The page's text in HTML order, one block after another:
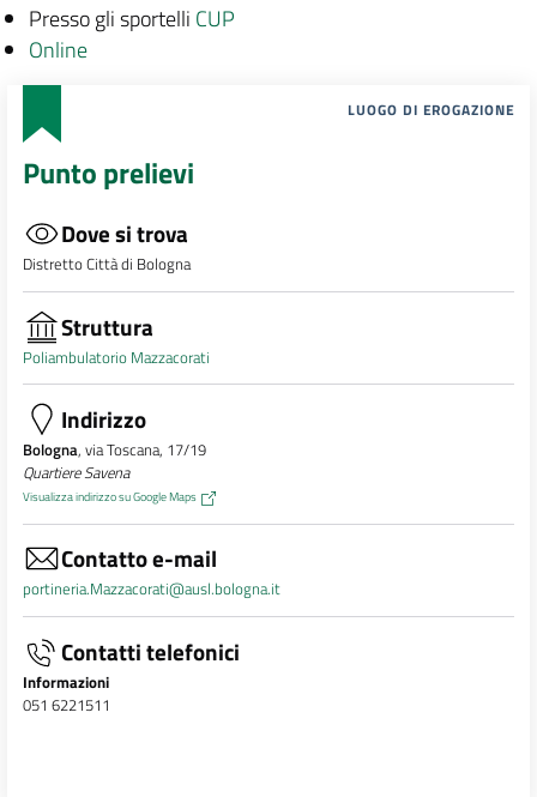
Presso gli sportelli CUP
Online
LUOGO DI EROGAZIONE
Punto prelievi
Dove si trova
Distretto Città di Bologna
Struttura
Poliambulatorio Mazzacorati
Indirizzo
Bologna, via Toscana, 17/19
Quartiere Savena
Visualizza indirizzo su Google Maps
Contatto e-mail
portineria.Mazzacorati@ausl.bologna.it
Contatti telefonici
Informazioni
051 6221511